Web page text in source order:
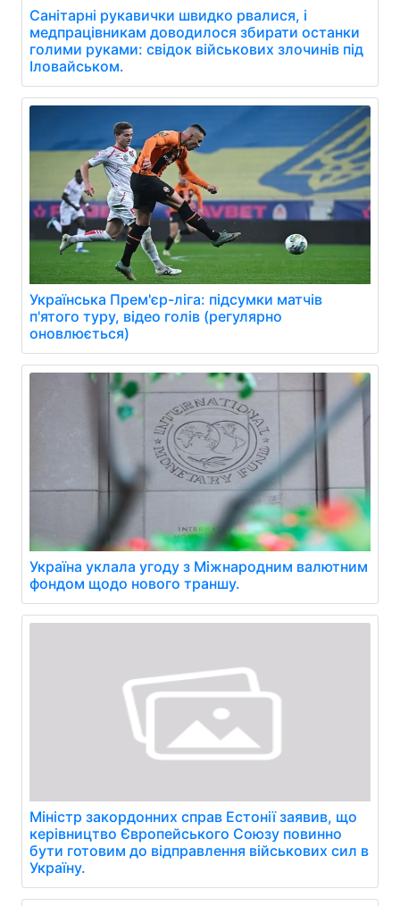
Санітарні рукавички швидко рвалися, і
медпрацівникам доводилося збирати останки
голими руками: свідок військових злочинів під
Іловайськом.
Українська Прем'єр-ліга: підсумки матчів
п'ятого туру, відео голів (регулярно
оновлюється)
Україна уклала угоду з Міжнародним валютним
фондом щодо нового траншу.
Міністр закордонних справ Естонії заявив, що
керівництво Європейського Союзу повинно
бути готовим до відправлення військових сил в
Україну.